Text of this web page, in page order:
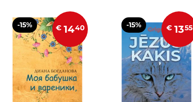
-15% € 1440 -15% € 1355